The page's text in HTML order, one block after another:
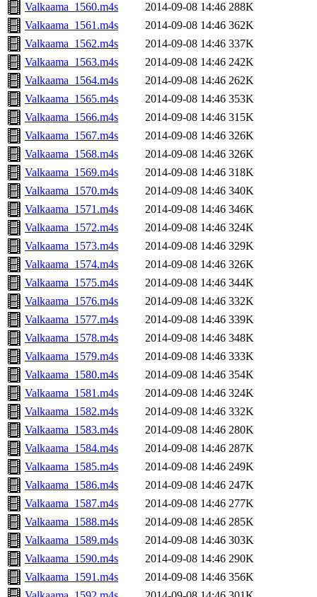
Valkaama_1560.m4s
2014-09-08 14:46 288K
Valkaama_1561.m4s
2014-09-08 14:46 362K
Valkaama_1562.m4s
2014-09-08 14:46 337K
Valkaama_1563.m4s
2014-09-08 14:46 242K
Valkaama_1564.m4s
2014-09-08 14:46 262K
Valkaama_1565.m4s
2014-09-08 14:46 353K
Valkaama_1566.m4s
2014-09-08 14:46 315K
Valkaama_1567.m4s
2014-09-08 14:46 326K
Valkaama_1568.m4s
2014-09-08 14:46 326K
Valkaama_1569.m4s
2014-09-08 14:46 318K
Valkaama_1570.m4s
2014-09-08 14:46 340K
Valkaama_1571.m4s
2014-09-08 14:46 346K
Valkaama_1572.m4s
2014-09-08 14:46 324K
Valkaama_1573.m4s
2014-09-08 14:46 329K
Valkaama_1574.m4s
2014-09-08 14:46 326K
Valkaama_1575.m4s
2014-09-08 14:46 344K
Valkaama_1576.m4s
2014-09-08 14:46 332K
Valkaama_1577.m4s
2014-09-08 14:46 339K
Valkaama_1578.m4s
2014-09-08 14:46 348K
Valkaama_1579.m4s
2014-09-08 14:46 333K
Valkaama_1580.m4s
2014-09-08 14:46 354K
Valkaama_1581.m4s
2014-09-08 14:46 324K
Valkaama_1582.m4s
2014-09-08 14:46 332K
Valkaama_1583.m4s
2014-09-08 14:46 280K
Valkaama_1584.m4s
2014-09-08 14:46 287K
Valkaama_1585.m4s
2014-09-08 14:46 249K
Valkaama_1586.m4s
2014-09-08 14:46 247K
Valkaama_1587.m4s
2014-09-08 14:46 277K
Valkaama_1588.m4s
2014-09-08 14:46 285K
Valkaama_1589.m4s
2014-09-08 14:46 303K
Valkaama_1590.m4s
2014-09-08 14:46 290K
Valkaama_1591.m4s
2014-09-08 14:46 356K